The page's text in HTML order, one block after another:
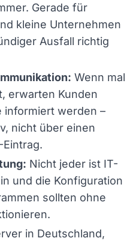
Gerade für
kleine Unternehmen
Ausfall richtig
Wenn mal
erwarten Kunden
informiert werden –
nicht über einen
Nicht jeder ist IT-
und die Konfiguration
sollten ohne
in Deutschland,